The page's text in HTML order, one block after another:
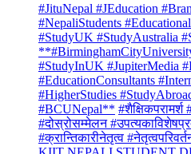
#JituNepal #JEducation
#NepaliStudents
#StudyUK #StudyAustralia
#StudyInUK #JupiterMedia
#EducationConsultants
#HigherStudies
#BCUNepal**
#दोस्रोसम्मेलन
#क्रान्तिकारीनेतृत्व